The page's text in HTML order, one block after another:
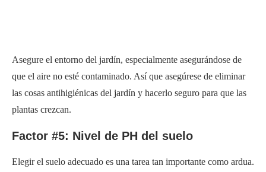
Asegure el entorno del jardín, especialmente asegurándose de
que el aire no esté contaminado. Así que asegúrese de eliminar
las cosas antihigiénicas del jardín y hacerlo seguro para que las
plantas crezcan.
Factor #5: Nivel de PH del suelo
Elegir el suelo adecuado es una tarea tan importante como ardua.